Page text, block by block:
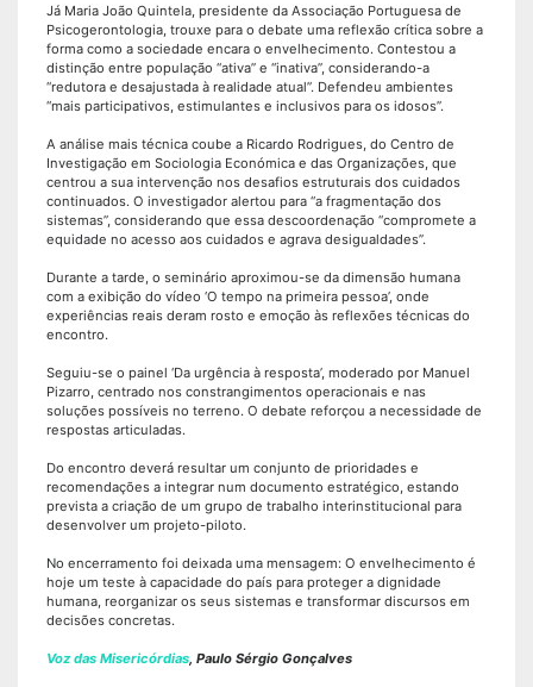
Já Maria João Quintela, presidente da Associação Portuguesa de
Psicogerontologia, trouxe para o debate uma reflexão crítica sobre a
forma como a sociedade encara o envelhecimento. Contestou a
distinção entre população “ativa” e “inativa”, considerando-a
“redutora e desajustada à realidade atual”. Defendeu ambientes
“mais participativos, estimulantes e inclusivos para os idosos”.
A análise mais técnica coube a Ricardo Rodrigues, do Centro de
Investigação em Sociologia Económica e das Organizações, que
centrou a sua intervenção nos desafios estruturais dos cuidados
continuados. O investigador alertou para “a fragmentação dos
sistemas”, considerando que essa descoordenação “compromete a
equidade no acesso aos cuidados e agrava desigualdades”.
Durante a tarde, o seminário aproximou-se da dimensão humana
com a exibição do vídeo ‘O tempo na primeira pessoa’, onde
experiências reais deram rosto e emoção às reflexões técnicas do
encontro.
Seguiu-se o painel ‘Da urgência à resposta’, moderado por Manuel
Pizarro, centrado nos constrangimentos operacionais e nas
soluções possíveis no terreno. O debate reforçou a necessidade de
respostas articuladas.
Do encontro deverá resultar um conjunto de prioridades e
recomendações a integrar num documento estratégico, estando
prevista a criação de um grupo de trabalho interinstitucional para
desenvolver um projeto-piloto.
No encerramento foi deixada uma mensagem: O envelhecimento é
hoje um teste à capacidade do país para proteger a dignidade
humana, reorganizar os seus sistemas e transformar discursos em
decisões concretas.
Voz das Misericórdias , Paulo Sérgio Gonçalves